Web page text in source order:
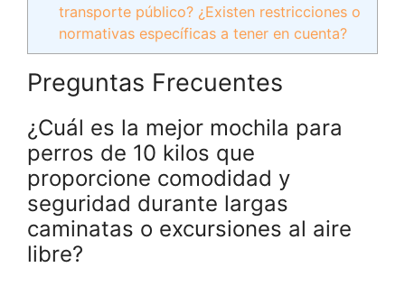
transporte público? ¿Existen restricciones o
normativas específicas a tener en cuenta?
Preguntas Frecuentes
¿Cuál es la mejor mochila para
perros de 10 kilos que
proporcione comodidad y
seguridad durante largas
caminatas o excursiones al aire
libre?